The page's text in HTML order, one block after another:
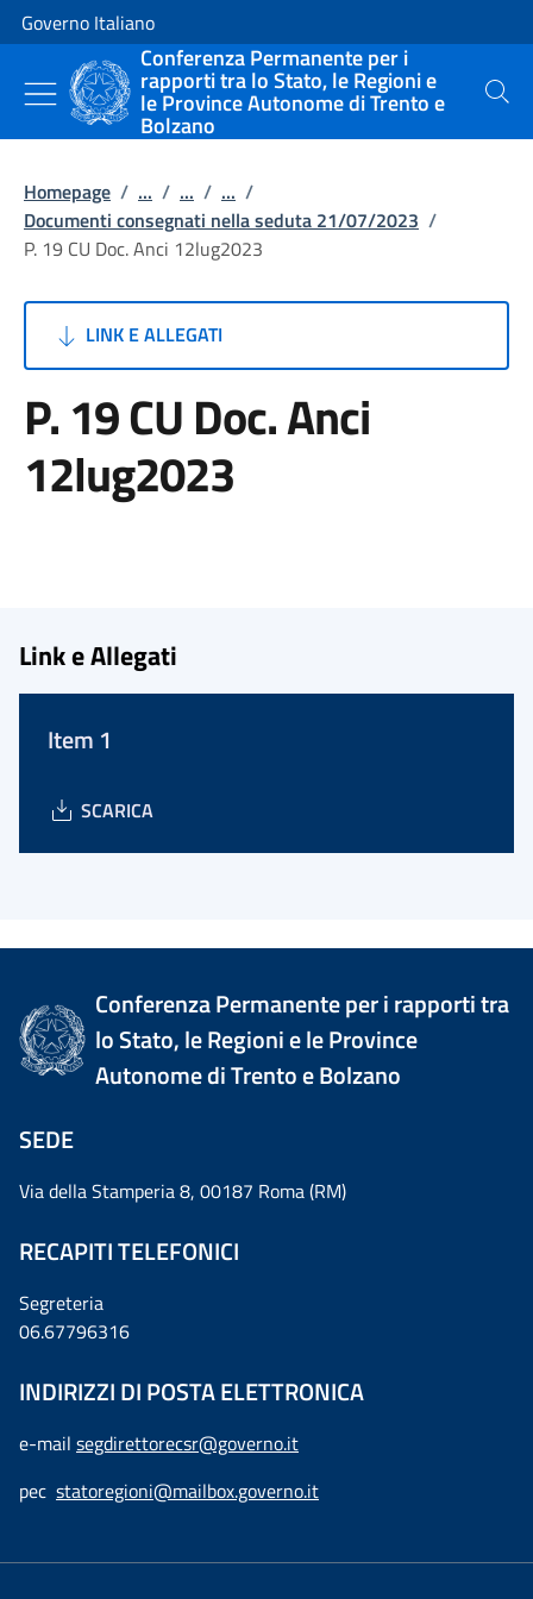
Vai al contenuto
Vai alla navigazione del sito
Governo Italiano
Conferenza Permanente per i
rapporti tra lo Stato, le Regioni e
le Province Autonome di Trento e
Bolzano
Cerca
Homepage / ... / ... / ... /
Documenti consegnati nella seduta 21/07/2023 /
P. 19 CU Doc. Anci 12lug2023
LINK E ALLEGATI
P. 19 CU Doc. Anci
12lug2023
Link e Allegati
Item 1
SCARICA
Conferenza Permanente per i rapporti tra
lo Stato, le Regioni e le Province
Autonome di Trento e Bolzano
SEDE
Via della Stamperia 8, 00187 Roma (RM)
RECAPITI TELEFONICI
Segreteria
06.67796316
INDIRIZZI DI POSTA ELETTRONICA
e-mail segdirettorecsr@governo.it
pec statoregioni@mailbox.governo.it